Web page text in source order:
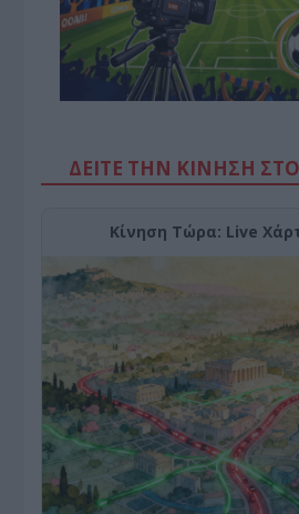
ΔΕΙΤΕ ΤΗΝ ΚΙΝΗΣΗ
Κίνηση Τώρα: Live